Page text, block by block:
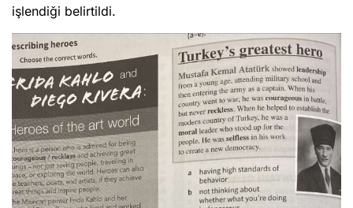
işlendiği belirtildi.